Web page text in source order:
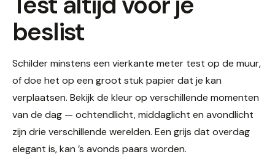
beslist
Schilder minstens een vierkante meter test op de muur,
of doe het op een groot stuk papier dat je kan
verplaatsen. Bekijk de kleur op verschillende momenten
van de dag — ochtendlicht, middaglicht en avondlicht
zijn drie verschillende werelden. Een grijs dat overdag
elegant is, kan ’s avonds paars worden.